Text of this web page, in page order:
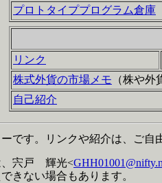
プロトタイププログラム倉庫
リンク
株式外貨の市場メモ （株や
自己紹介
です。リンクや紹介は、ご自
、宍戸 輝光<
きない場合もあります。